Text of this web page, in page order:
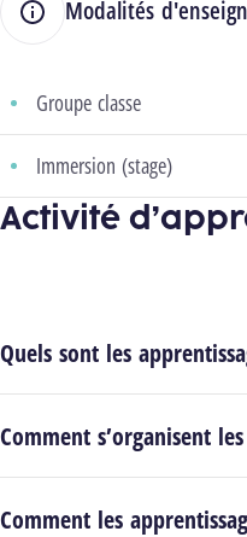
Modalités
Groupe classe
Immersion (stage)
Activité
Quels sont les
Comment s’organisent
Comment les